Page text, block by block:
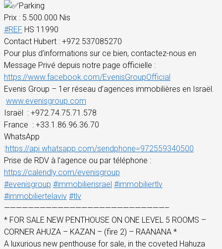
Parking
Prix : 5.500.000 Nis
#REF HS 11990
Contact Hubert : +972 537085270
Pour plus d’informations sur ce bien, contactez-nous en
Message Privé depuis notre page officielle :
https://www.facebook.com/EvenisGroupOfficial
Evenis Group – 1er réseau d’agences immobilières en Israël.
www.evenisgroup.com
Israël : +972.74.75.71.578
France : +33.1.86.96.36.70
WhatsApp
:https://api.whatsapp.com/sendphone=972559340500
Prise de RDV à l’agence ou par téléphone :
https://calendly.com/evenisgroup
#evenisgroup #immobilierisrael #immobiliertlv
#immobiliertelaviv #tlv
———————————————————————————–
* FOR SALE NEW PENTHOUSE ON ONE LEVEL 5 ROOMS –
CORNER AHUZA – KAZAN – (fire 2) – RAANANA *
A luxurious new penthouse for sale, in the coveted Hahuza